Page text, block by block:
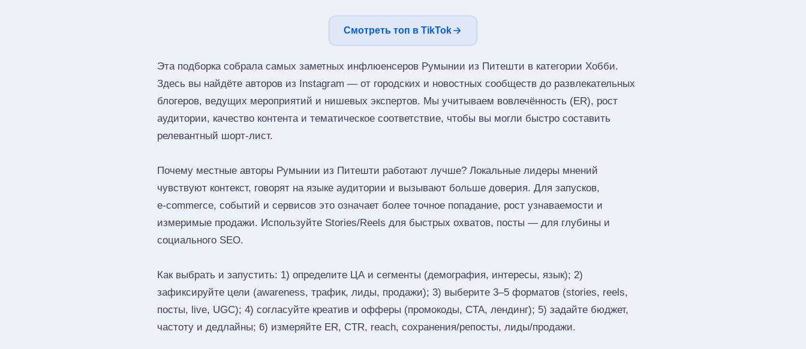
Смотреть топ в TikTok
Эта подборка собрала самых заметных инфлюенсеров Румынии из Питешти в категории Хобби.
Здесь вы найдёте авторов из Instagram — от городских и новостных сообществ до развлекательных
блогеров, ведущих мероприятий и нишевых экспертов. Мы учитываем вовлечённость (ER), рост
аудитории, качество контента и тематическое соответствие, чтобы вы могли быстро составить
релевантный шорт‑лист.
Почему местные авторы Румынии из Питешти работают лучше? Локальные лидеры мнений
чувствуют контекст, говорят на языке аудитории и вызывают больше доверия. Для запусков,
e‑commerce, событий и сервисов это означает более точное попадание, рост узнаваемости и
измеримые продажи. Используйте Stories/Reels для быстрых охватов, посты — для глубины и
социального SEO.
Как выбрать и запустить: 1) определите ЦА и сегменты (демография, интересы, язык); 2)
зафиксируйте цели (awareness, трафик, лиды, продажи); 3) выберите 3–5 форматов (stories, reels,
посты, live, UGC); 4) согласуйте креатив и офферы (промокоды, CTA, лендинг); 5) задайте бюджет,
частоту и дедлайны; 6) измеряйте ER, CTR, reach, сохранения/репосты, лиды/продажи.